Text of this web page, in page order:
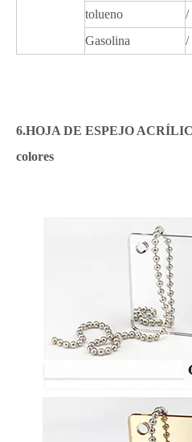
tolueno
/
Gasolina
/
6.HOJA DE ESPEJO
colores